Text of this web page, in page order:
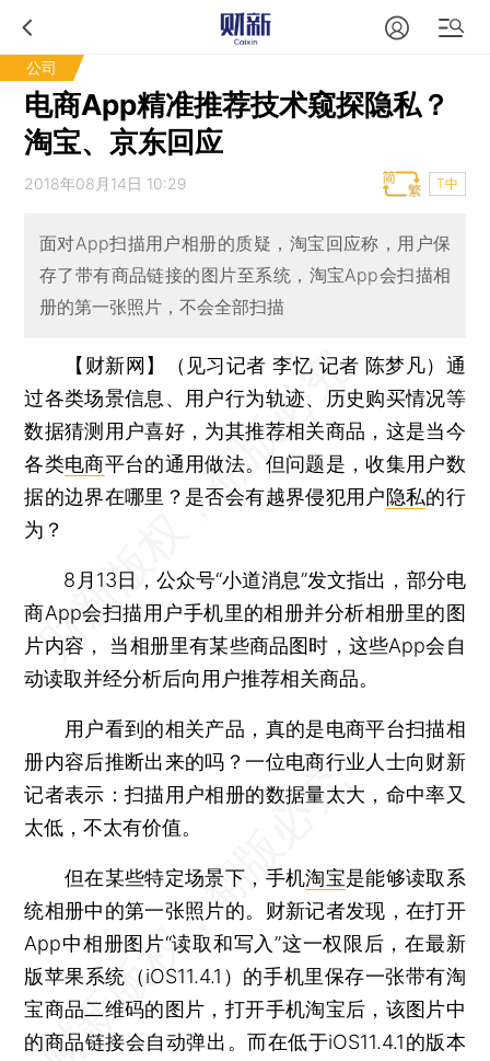
公司
电商App精准推荐技术窥探隐私？
淘宝、京东回应
2018年08月14日 10:29 T中
面对App扫描用户相册的质疑，淘宝回应称，用户保
存了带有商品链接的图片至系统，淘宝App会扫描相
册的第一张照片，不会全部扫描
【财新网】（见习记者 李忆 记者 陈梦凡） 通
过各类场景信息、用户行为轨迹、历史购买情况等
数据猜测用户喜好，为其推荐相关商品，这是当今
各类电商平台的通用做法。但问题是，收集用户数
据的边界在哪里？是否会有越界侵犯用户隐私的行
为？
8月13日，公众号“小道消息”发文指出，部分电
商App会扫描用户手机里的相册并分析相册里的图
片内容， 当相册里有某些商品图时，这些App会自
动读取并经分析后向用户推荐相关商品。
用户看到的相关产品，真的是电商平台扫描相
册内容后推断出来的吗？一位电商行业人士向财新
记者表示：扫描用户相册的数据量太大，命中率又
太低，不太有价值。
但在某些特定场景下，手机淘宝是能够读取系
统相册中的第一张照片的。财新记者发现，在打开
App中相册图片“读取和写入”这一权限后，在最新
版苹果系统（iOS11.4.1）的手机里保存一张带有淘
宝商品二维码的图片，打开手机淘宝后，该图片中
的商品链接会自动弹出。而在低于iOS11.4.1的版本